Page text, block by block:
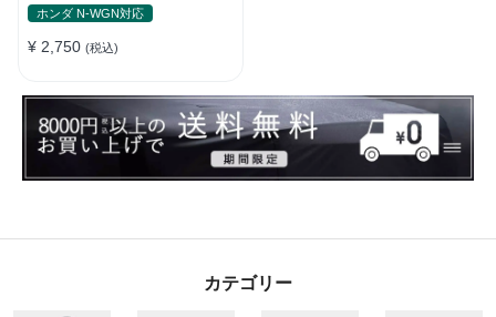
QC3.0 LEDライト コンパク
ホンダ N-WGN対応
¥ 2,750 (税込)
カテゴリー